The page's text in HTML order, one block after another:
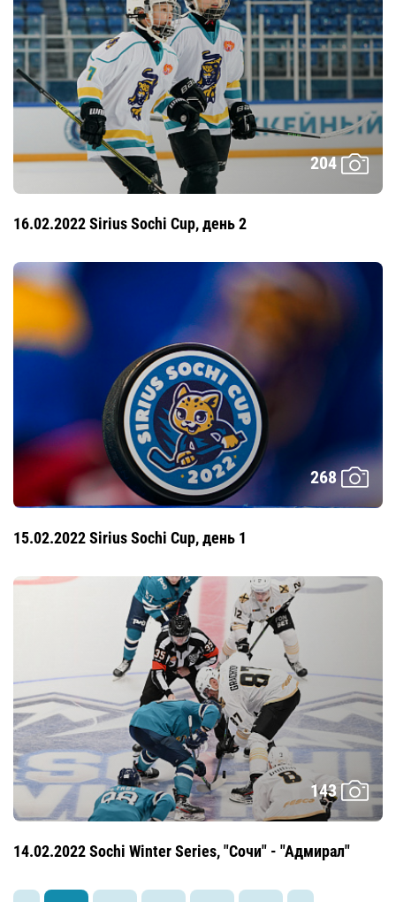
204
16.02.2022 Sirius Sochi Cup, день 2
268
15.02.2022 Sirius Sochi Cup, день 1
143
14.02.2022 Sochi Winter Series, "Сочи" - "Адмирал"